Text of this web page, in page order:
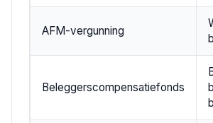
AFM-vergunning
Beleggerscompensatiefonds